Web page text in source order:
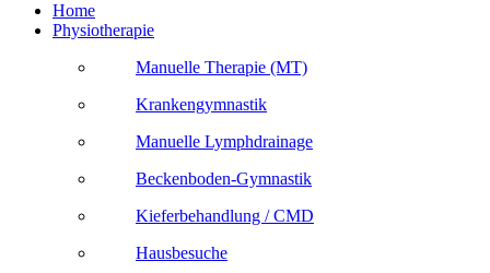
Home
Physiotherapie
Manuelle Therapie (MT)
Krankengymnastik
Manuelle Lymphdrainage
Beckenboden-Gymnastik
Kieferbehandlung / CMD
Hausbesuche